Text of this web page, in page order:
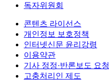
독자위원회
콘텐츠 라이선스
개인정보 보호정책
인터넷신문 윤리강령
이용약관
기사 정정·반론보도 요청
고충처리인 제도